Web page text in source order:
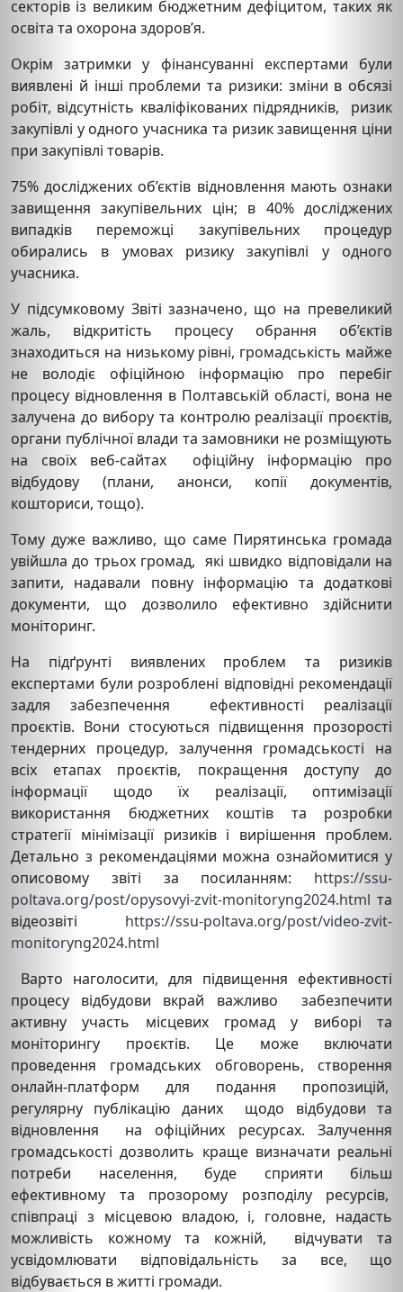
секторів із великим бюджетним дефіцитом, таких як
освіта та охорона здоров’я.
Окрім затримки у фінансуванні експертами були
виявлені й інші проблеми та ризики: зміни в обсязі
робіт, відсутність кваліфікованих підрядників, ризик
закупівлі у одного учасника та ризик завищення ціни
при закупівлі товарів.
75% досліджених об’єктів відновлення мають ознаки
завищення закупівельних цін; в 40% досліджених
випадків переможці закупівельних процедур
обирались в умовах ризику закупівлі у одного
учасника.
У підсумковому Звіті зазначено, що на превеликий
жаль, відкритість процесу обрання об’єктів
знаходиться на низькому рівні, громадськість майже
не володіє офіційною інформацію про перебіг
процесу відновлення в Полтавській області, вона не
залучена до вибору та контролю реалізації проєктів,
органи публічної влади та замовники не розміщують
на своїх веб-сайтах офіційну інформацію про
відбудову (плани, анонси, копії документів,
кошториси, тощо).
Тому дуже важливо, що саме Пирятинська громада
увійшла до трьох громад, які швидко відповідали на
запити, надавали повну інформацію та додаткові
документи, що дозволило ефективно здійснити
моніторинг.
На підґрунті виявлених проблем та ризиків
експертами були розроблені відповідні рекомендації
задля забезпечення ефективності реалізації
проєктів. Вони стосуються підвищення прозорості
тендерних процедур, залучення громадськості на
всіх етапах проєктів, покращення доступу до
інформації щодо їх реалізації, оптимізації
використання бюджетних коштів та розробки
стратегії мінімізації ризиків і вирішення проблем.
Детально з рекомендаціями можна ознайомитися у
описовому звіті за посиланням: https://ssu-
poltava.org/post/opysovyi-zvit-monitoryng2024.html та
відеозвіті https://ssu-poltava.org/post/video-zvit-
monitoryng2024.html
Варто наголосити, для підвищення ефективності
процесу відбудови вкрай важливо забезпечити
активну участь місцевих громад у виборі та
моніторингу проєктів. Це може включати
проведення громадських обговорень, створення
онлайн-платформ для подання пропозицій,
регулярну публікацію даних щодо відбудови та
відновлення на офіційних ресурсах. Залучення
громадськості дозволить краще визначати реальні
потреби населення, буде сприяти більш
ефективному та прозорому розподілу ресурсів,
співпраці з місцевою владою, і, головне, надасть
можливість кожному та кожній, відчувати та
усвідомлювати відповідальність за все, що
відбувається в житті громади.